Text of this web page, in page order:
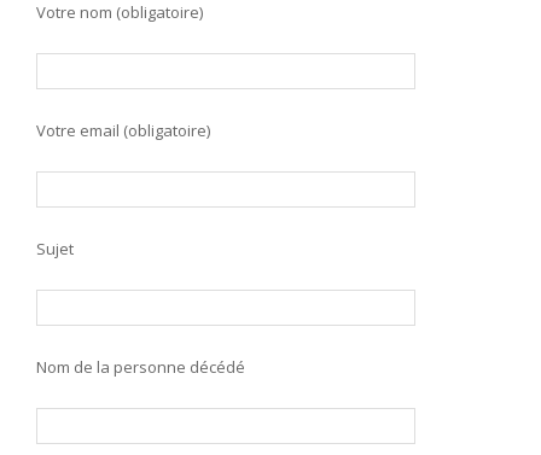
Votre nom (obligatoire)
Votre email (obligatoire)
Sujet
Nom de la personne décédé